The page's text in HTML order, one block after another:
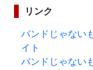
リンク
バンドじゃない
イト
バンドじゃない